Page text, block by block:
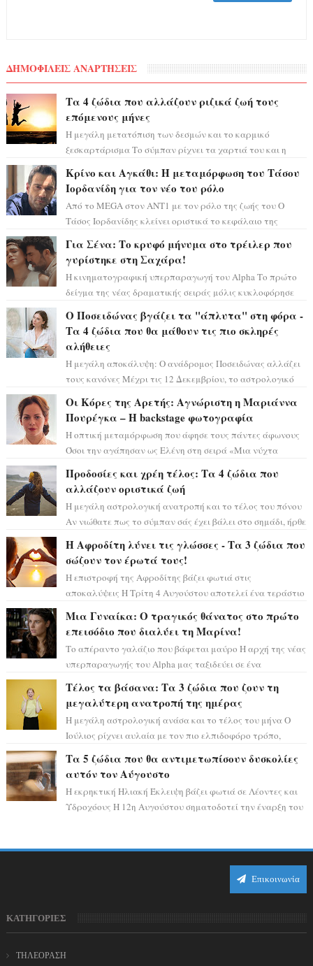
ΔΗΜΟΦΙΛΕΙΣ ΑΝΑΡΤΗΣΕΙΣ
Τα 4 ζώδια που αλλάζουν ριζικά ζωή τους
επόμενους μήνες
Η μεγάλη μετατόπιση των δεσμών και το καρμικό
ξεσκαρτάρισμα Το σύμπαν ρίχνει τα χαρτιά του και η
Κρίνο και Αγκάθι: Η μεταμόρφωση του Τάσου
Ιορδανίδη για τον νέο του ρόλο
Από το MEGA στον ΑΝΤ1 με τον ρόλο της ζωής του Ο
Τάσος Ιορδανίδης κλείνει οριστικά το κεφάλαιο της
Για Σένα: Το κρυφό μήνυμα στο τρέιλερ που
γυρίστηκε στη Σαχάρα!
Η κινηματογραφική υπερπαραγωγή του Alpha Το πρώτο
δείγμα της νέας δραματικής σειράς μόλις κυκλοφόρησε
Ο Ποσειδώνας βγάζει τα "άπλυτα" στη φόρα -
Τα 4 ζώδια που θα μάθουν τις πιο σκληρές
αλήθειες
Η μεγάλη αποκάλυψη: Ο ανάδρομος Ποσειδώνας αλλάζει
τους κανόνες Μέχρι τις 12 Δεκεμβρίου, το αστρολογικό
Οι Κόρες της Αρετής: Αγνώριστη η Μαριάννα
Πουρέγκα – H backstage φωτογραφία
Η οπτική μεταμόρφωση που άφησε τους πάντες άφωνους
Όσοι την αγάπησαν ως Ελένη στη σειρά «Μια νύχτα
Προδοσίες και χρέη τέλος: Τα 4 ζώδια που
αλλάζουν οριστικά ζωή
Η μεγάλη αστρολογική ανατροπή και το τέλος του πόνου
Αν νιώθατε πως το σύμπαν σάς έχει βάλει στο σημάδι, ήρθε
Η Αφροδίτη λύνει τις γλώσσες - Τα 3 ζώδια που
σώζουν τον έρωτά τους!
Η επιστροφή της Αφροδίτης βάζει φωτιά στις
αποκαλύψεις Η Τρίτη 4 Αυγούστου αποτελεί ένα τεράστιο
Μια Γυναίκα: Ο τραγικός θάνατος στο πρώτο
επεισόδιο που διαλύει τη Μαρίνα!
Το απέραντο γαλάζιο που βάφεται μαύρο Η αρχή της νέας
υπερπαραγωγής του Alpha μας ταξιδεύει σε ένα
Τέλος τα βάσανα: Τα 3 ζώδια που ζουν τη
μεγαλύτερη ανατροπή της ημέρας
Η μεγάλη αστρολογική ανάσα και το τέλος του μήνα Ο
Ιούλιος ρίχνει αυλαία με τον πιο ελπιδοφόρο τρόπο,
Τα 5 ζώδια που θα αντιμετωπίσουν δυσκολίες
αυτόν τον Αύγουστο
Η εκρηκτική Ηλιακή Έκλειψη βάζει φωτιά σε Λέοντες και
Υδροχόους Η 12η Αυγούστου σηματοδοτεί την έναρξη του
Επικοινωνία
ΚΑΤΗΓΟΡΙΕΣ
ΤΗΛΕΟΡΑΣΗ